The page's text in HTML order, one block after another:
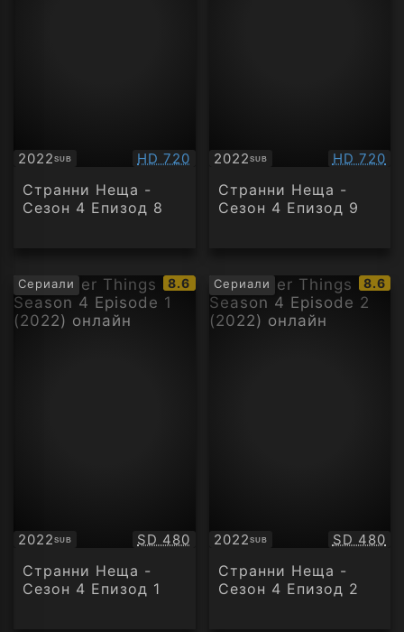
2022SUB
Субтитри Качество:
HD 720
Странни Неща -
Сезон 4 Епизод 8
2022SUB
Субтитри HD 720
Странни Неща -
Сезон 4 Епизод 9
Сериали
IMDb
рейтинг:
8.6
2022SUB
Субтитри Качество:
SD 480
Странни Неща -
Сезон 4 Епизод 1
Сериали
IMDb
8.6
2022SUB
Субтитри SD 480
Странни Неща -
Сезон 4 Епизод 2